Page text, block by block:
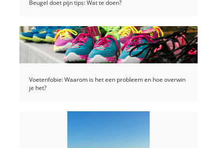
Beugel doet pijn tips: Wat te doen?
Voetenfobie: Waarom is het een probleem en hoe overwin
je het?